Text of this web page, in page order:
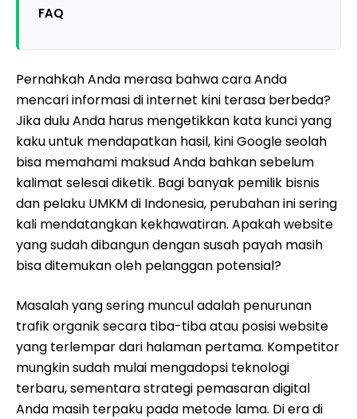
FAQ
Pernahkah Anda merasa bahwa cara Anda
mencari informasi di internet kini terasa berbeda?
Jika dulu Anda harus mengetikkan kata kunci yang
kaku untuk mendapatkan hasil, kini Google seolah
bisa memahami maksud Anda bahkan sebelum
kalimat selesai diketik. Bagi banyak pemilik bisnis
dan pelaku UMKM di Indonesia, perubahan ini sering
kali mendatangkan kekhawatiran. Apakah website
yang sudah dibangun dengan susah payah masih
bisa ditemukan oleh pelanggan potensial?
Masalah yang sering muncul adalah penurunan
trafik organik secara tiba-tiba atau posisi website
yang terlempar dari halaman pertama. Kompetitor
mungkin sudah mulai mengadopsi teknologi
terbaru, sementara strategi pemasaran digital
Anda masih terpaku pada metode lama. Di era di